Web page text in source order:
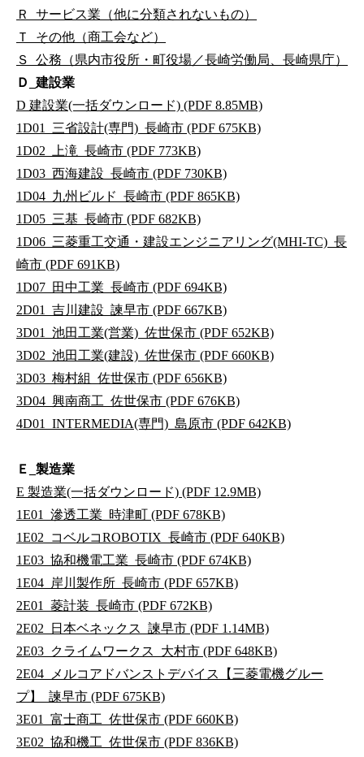
Ｒ_サービス業（他に分類されないもの）
Ｔ_その他（商工会など）
Ｓ_公務（県内市役所・町役場／長崎労働局、長崎県庁）
Ｄ_建設業
D 建設業(一括ダウンロード) (PDF 8.85MB)
1D01_三省設計(専門)_長崎市 (PDF 675KB)
1D02_上滝_長崎市 (PDF 773KB)
1D03_西海建設_長崎市 (PDF 730KB)
1D04_九州ビルド_長崎市 (PDF 865KB)
1D05_三基_長崎市 (PDF 682KB)
1D06_三菱重工交通・建設エンジニアリング(MHI-TC)_長
崎市 (PDF 691KB)
1D07_田中工業_長崎市 (PDF 694KB)
2D01_吉川建設_諫早市 (PDF 667KB)
3D01_池田工業(営業)_佐世保市 (PDF 652KB)
3D02_池田工業(建設)_佐世保市 (PDF 660KB)
3D03_梅村組_佐世保市 (PDF 656KB)
3D04_興南商工_佐世保市 (PDF 676KB)
4D01_INTERMEDIA(専門)_島原市 (PDF 642KB)
Ｅ_製造業
E 製造業(一括ダウンロード) (PDF 12.9MB)
1E01_滲透工業_時津町 (PDF 678KB)
1E02_コベルコROBOTIX_長崎市 (PDF 640KB)
1E03_協和機電工業_長崎市 (PDF 674KB)
1E04_岸川製作所_長崎市 (PDF 657KB)
2E01_菱計装_長崎市 (PDF 672KB)
2E02_日本ベネックス_諫早市 (PDF 1.14MB)
2E03_クライムワークス_大村市 (PDF 648KB)
2E04_メルコアドバンストデバイス【三菱電機グルー
プ】_諫早市 (PDF 675KB)
3E01_富士商工_佐世保市 (PDF 660KB)
3E02_協和機工_佐世保市 (PDF 836KB)